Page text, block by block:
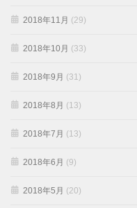
2018年11月 (29)
2018年10月 (33)
2018年9月 (31)
2018年8月 (13)
2018年7月 (13)
2018年6月 (9)
2018年5月 (20)